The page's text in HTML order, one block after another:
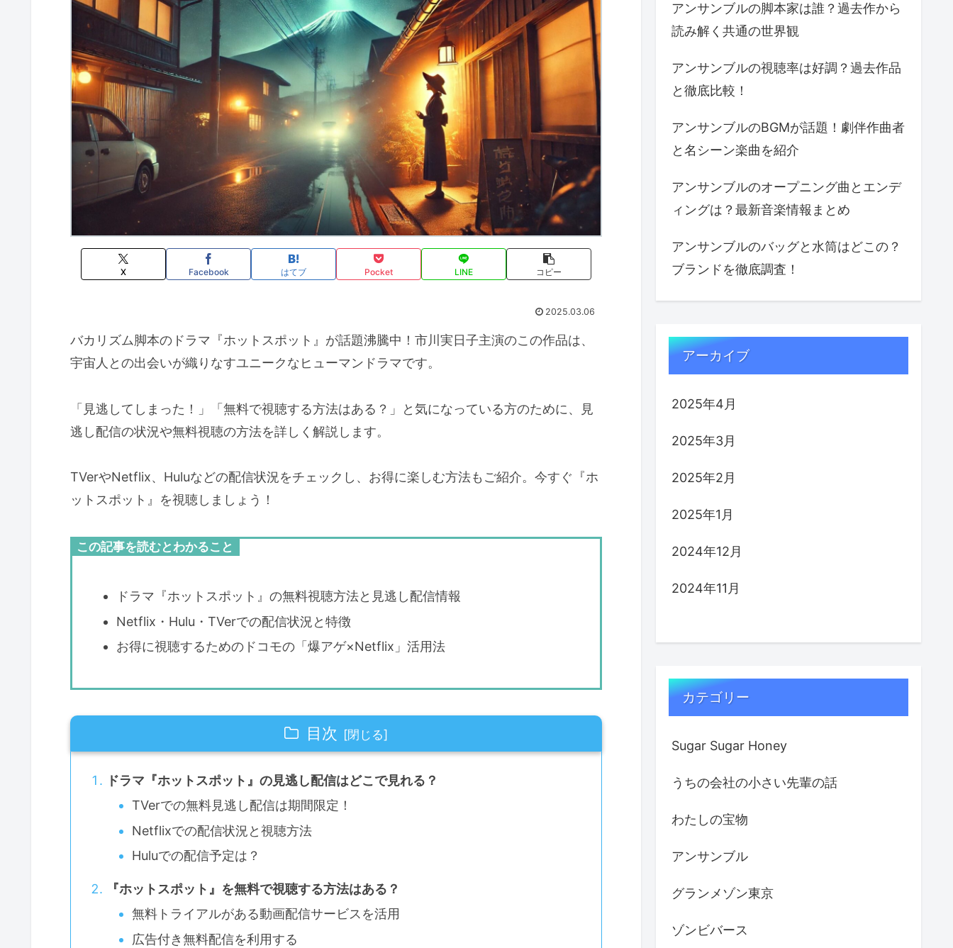
X Facebook はてブ Pocket LINE コピー
2025.03.06
バカリズム脚本のドラマ『ホットスポット』が話題沸騰中！市川実日子主演のこの作品は、
宇宙人との出会いが織りなすユニークなヒューマンドラマです。
「見逃してしまった！」「無料で視聴する方法はある？」と気になっている方のために、見
逃し配信の状況や無料視聴の方法を詳しく解説します。
TVerやNetflix、Huluなどの配信状況をチェックし、お得に楽しむ方法もご紹介。今すぐ『ホ
ットスポット』を視聴しましょう！
この記事を読むとわかること
ドラマ『ホットスポット』の無料視聴方法と見逃し配信情報
Netflix・Hulu・TVerでの配信状況と特徴
お得に視聴するためのドコモの「爆アゲ×Netflix」活用法
目次
ドラマ『ホットスポット』の見逃し配信はどこで見れる？
TVerでの無料見逃し配信は期間限定！
Netflixでの配信状況と視聴方法
Huluでの配信予定は？
『ホットスポット』を無料で視聴する方法はある？
無料トライアルがある動画配信サービスを活用
広告付き無料配信を利用する
アンサンブルの脚本家は誰？過去作から
読み解く共通の世界観
アンサンブルの視聴率は好調？過去作品
と徹底比較！
アンサンブルのBGMが話題！劇伴作曲者
と名シーン楽曲を紹介
アンサンブルのオープニング曲とエンデ
ィングは？最新音楽情報まとめ
アンサンブルのバッグと水筒はどこの？
ブランドを徹底調査！
アーカイブ
2025年4月
2025年3月
2025年2月
2025年1月
2024年12月
2024年11月
カテゴリー
Sugar Sugar Honey
うちの会社の小さい先輩の話
わたしの宝物
アンサンブル
グランメゾン東京
ゾンビバース